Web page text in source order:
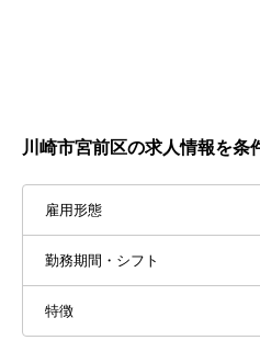
川崎市宮前区の求人情報を条
雇用形態
勤務期間・シフト
特徴